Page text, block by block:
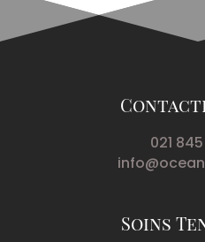
021
Soins